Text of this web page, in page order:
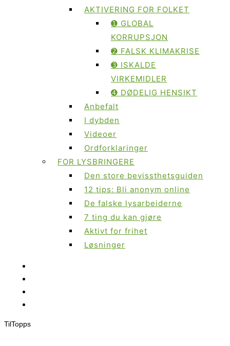
AKTIVERING FOR FOLKET
➊ GLOBAL
KORRUPSJON
➋ FALSK KLIMAKRISE
➌ ISKALDE
VIRKEMIDLER
➍ DØDELIG HENSIKT
Anbefalt
I dybden
Videoer
Ordforklaringer
FOR LYSBRINGERE
Den store bevissthetsguiden
12 tips: Bli anonym online
De falske lysarbeiderne
7 ting du kan gjøre
Aktivt for frihet
Løsninger
TilTopps